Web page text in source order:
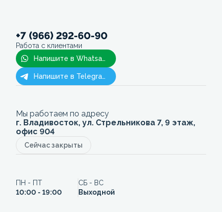
+7 (966) 292-60-90
Работа с клиентами
Напишите в Whatsapp
Напишите в Telegram
Мы работаем по адресу
г. Владивосток, ул. Стрельникова 7, 9 этаж,
офис 904
Сейчас закрыты
ПН - ПТ
10:00 - 19:00
СБ - ВС
Выходной